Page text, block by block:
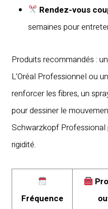
Rendez-vous
semaines pour
Produits recommandés :
L’Oréal Professionnel ou
renforcer les fibres, un
pour dessiner le
Schwarzkopf
rigidité.
Fréquence